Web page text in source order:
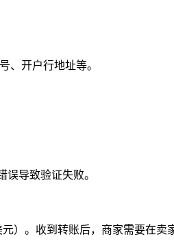
、开户行地址等。
导致验证失败。
）。收到转账后，商家需要在卖